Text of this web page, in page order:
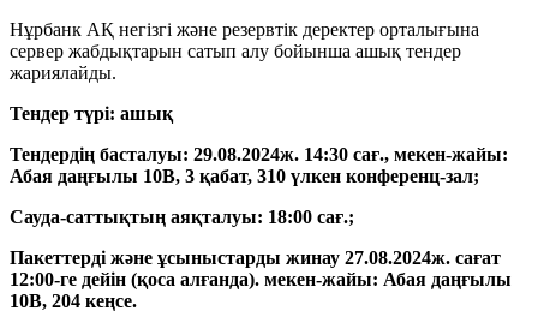
Нұрбанк АҚ негізгі және резервтік деректер орталығына
сервер жабдықтарын сатып алу бойынша ашық тендер
жариялайды.
Тендер түрі: ашық
Тендердің басталуы: 29.08.2024ж. 14:30 сағ., мекен-жайы:
Абая даңғылы 10В, 3 қабат, 310 үлкен конференц-зал;
Сауда-саттықтың аяқталуы: 18:00 сағ.;
Пакеттерді және ұсыныстарды жинау 27.08.2024ж. сағат
12:00-ге дейін (қоса алғанда). мекен-жайы: Абая даңғылы
10В, 204 кеңсе.